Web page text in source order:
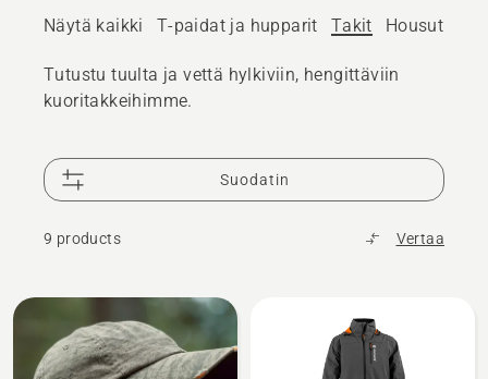
Näytä kaikki T-paidat ja hupparit Takit Housut
Tutustu tuulta ja vettä hylkiviin, hengittäviin
kuoritakkeihimme.
Suodatin
9 products Vertaa
Kaikki
tuotteet